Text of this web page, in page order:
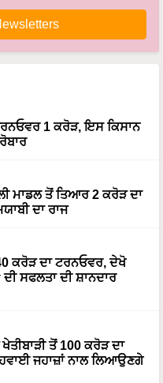
1 ਕਰੋੜ, ਇਸ ਕਿਸਾਨ
ਮਾਡਲ ਤੋਂ ਤਿਆਰ 2 ਕਰੋੜ ਦਾ
ਦਾ ਰਾਜ
ਕਰੋੜ ਦਾ ਟਰਨਓਵਰ, ਦੇਖੋ
ਸਫਲਤਾ ਦੀ ਸ਼ਾਨਦਾਰ
ਤੋਂ 100 ਕਰੋੜ ਦਾ
ਜਹਾਜ਼ਾਂ ਨਾਲ ਲਿਆਉਣਗੇ